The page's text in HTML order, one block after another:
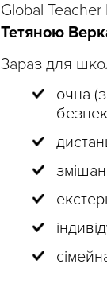
Global
Тетяною
Зараз для
очна